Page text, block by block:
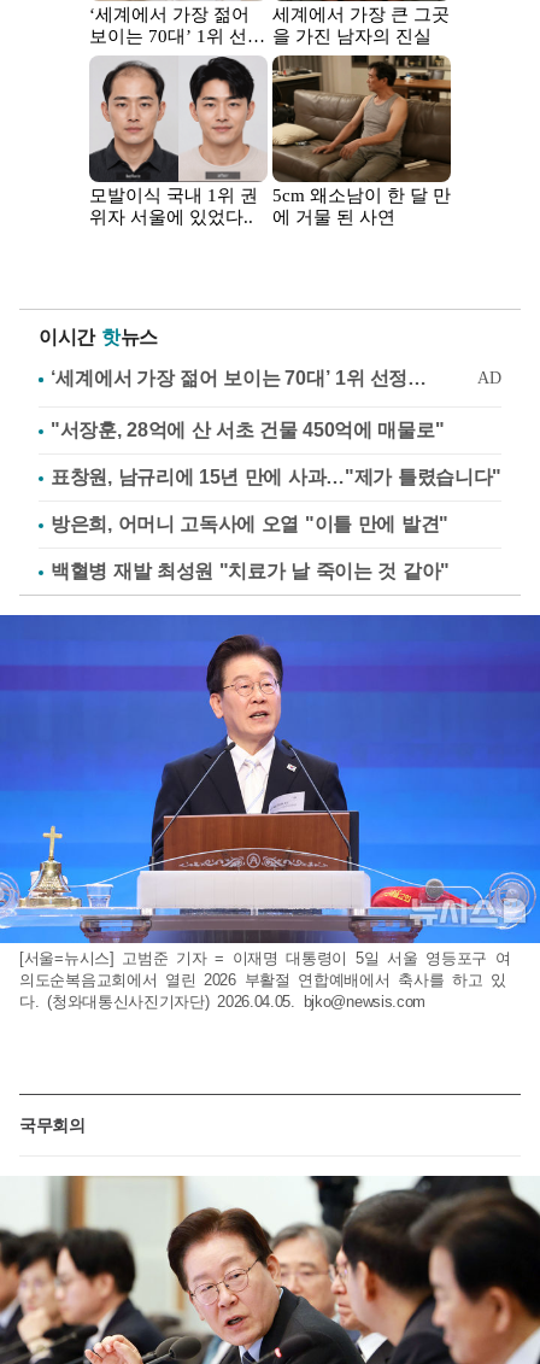
이시간 핫뉴스
"서장훈, 28억에 산 서초 건물 450억에 매물로"
표창원, 남규리에 15년 만에 사과…"제가 틀렸습니다"
방은희, 어머니 고독사에 오열 "이틀 만에 발견"
백혈병 재발 최성원 "치료가 날 죽이는 것 같아"
[서울=뉴시스] 고범준 기자 = 이재명 대통령이 5일 서울 영등포구 여
의도순복음교회에서 열린 2026 부활절 연합예배에서 축사를 하고 있
다. (청와대통신사진기자단) 2026.04.05. bjko@newsis.com
국무회의